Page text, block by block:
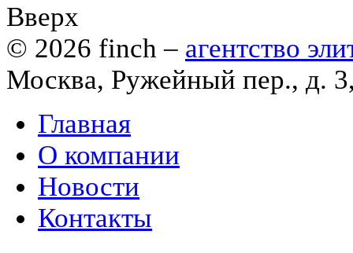
Вверх
© 2026 finch – агентство
Москва, Ружейный пер., д.
Главная
О компании
Новости
Контакты